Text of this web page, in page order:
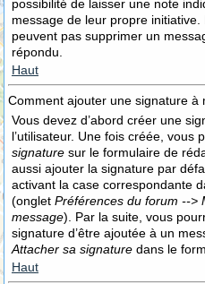
possibilité de laisser une note
message de leur propre
peuvent pas supprimer un
répondu.
Haut
Comment ajouter une signature à
Vous devez d’abord créer une
l’utilisateur. Une fois créée, vous
signature sur le formulaire de
aussi ajouter la signature par
activant la case correspondante
(onglet Préférences du forum -->
message). Par la suite, vous
signature d’être ajoutée à un
Attacher sa signature dans le
Haut